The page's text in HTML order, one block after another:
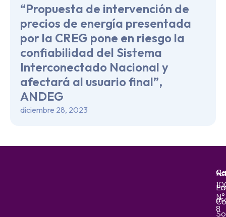
“Propuesta de intervención de
precios de energía presentada
por la CREG pone en riesgo la
confiabilidad del Sistema
Interconectado Nacional y
afectará al usuario final”,
ANDEG
diciembre 28, 2023
N°
8